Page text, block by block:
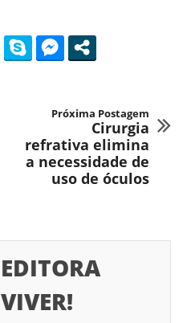
Próxima Postagem
Cirurgia
refrativa elimina
a necessidade de
uso de óculos
EDITORA
VIVER!